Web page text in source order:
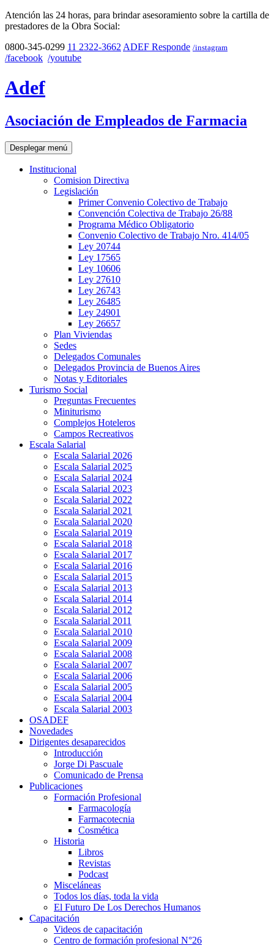
Atención las 24 horas, para brindar asesoramiento sobre la cartilla de
prestadores de la Obra Social:
0800-345-0299 11 2322-3662 ADEF Responde /instagram
/facebook /youtube
Adef
Asociación de Empleados de Farmacia
Desplegar menú
Institucional
Comision Directiva
Legislación
Primer Convenio Colectivo de Trabajo
Convención Colectiva de Trabajo 26/88
Programa Médico Obligatorio
Convenio Colectivo de Trabajo Nro. 414/05
Ley 20744
Ley 17565
Ley 10606
Ley 27610
Ley 26743
Ley 26485
Ley 24901
Ley 26657
Plan Viviendas
Sedes
Delegados Comunales
Delegados Provincia de Buenos Aires
Notas y Editoriales
Turismo Social
Preguntas Frecuentes
Miniturismo
Complejos Hoteleros
Campos Recreativos
Escala Salarial
Escala Salarial 2026
Escala Salarial 2025
Escala Salarial 2024
Escala Salarial 2023
Escala Salarial 2022
Escala Salarial 2021
Escala Salarial 2020
Escala Salarial 2019
Escala Salarial 2018
Escala Salarial 2017
Escala Salarial 2016
Escala Salarial 2015
Escala Salarial 2013
Escala Salarial 2014
Escala Salarial 2012
Escala Salarial 2011
Escala Salarial 2010
Escala Salarial 2009
Escala Salarial 2008
Escala Salarial 2007
Escala Salarial 2006
Escala Salarial 2005
Escala Salarial 2004
Escala Salarial 2003
OSADEF
Novedades
Dirigentes desaparecidos
Introducción
Jorge Di Pascuale
Comunicado de Prensa
Publicaciones
Formación Profesional
Farmacología
Farmacotecnia
Cosmética
Historia
Libros
Revistas
Podcast
Misceláneas
Todos los días, toda la vida
El Futuro De Los Derechos Humanos
Capacitación
Videos de capacitación
Centro de formación profesional N°26